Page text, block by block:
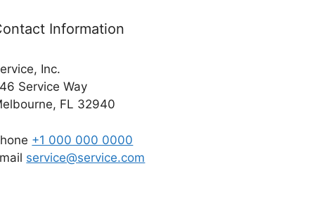
Information
Inc.
Service Way
FL 32940
+1 000 000 0000
service@service.com